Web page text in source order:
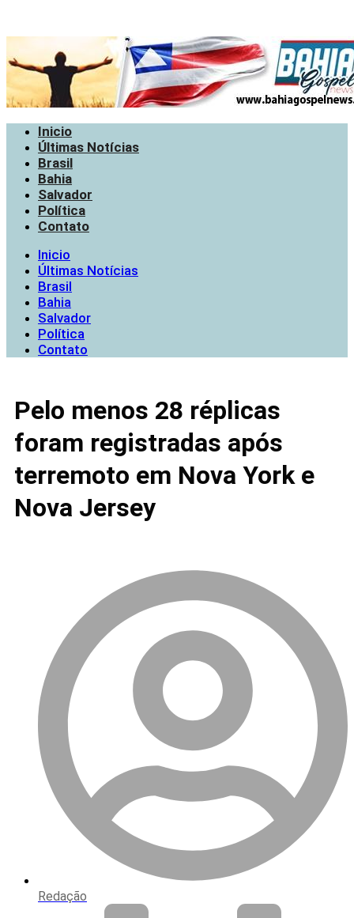
Inicio
Últimas Notícias
Brasil
Bahia
Salvador
Política
Contato
Inicio
Últimas Notícias
Brasil
Bahia
Salvador
Política
Contato
Pelo menos 28 réplicas
foram registradas após
terremoto em Nova York e
Nova Jersey
Redação